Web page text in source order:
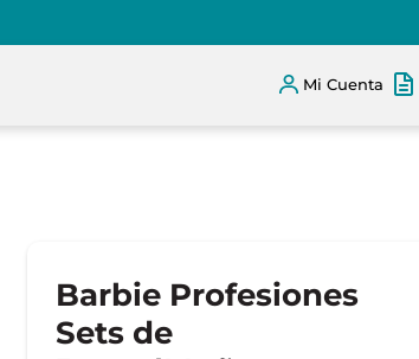
Mi Cuenta
Barbie Profesiones
Sets de